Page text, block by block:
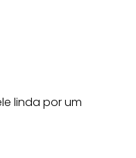
linda por um